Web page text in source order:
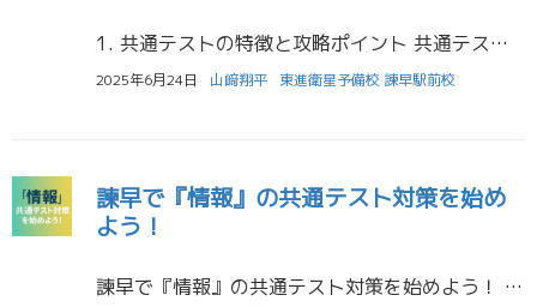
1. 共通テストの特徴と攻略ポイント 共通テストでは、センター試験以上の「情報量・読解力・思考力」が問われます。特に長文問題が多く、数学や理科でも図表の読み取りがカギ。時間配分の訓練や形式に慣れる問題演習が不可欠です ( […]
2025年6月24日 山﨑翔平 東進衛星予備校 諫早駅前校
諫早で『情報』の共通テスト対策を始め
よう！
諫早で『情報』の共通テスト対策を始めよう！ ～東進衛星予備校 諫早駅前校の徹底サポート～ こんにちは。東進衛星予備校 諫早駅前校です。 今回は、2025年度の大学入学共通テストから新たに加わった教科「情報」について、 そ […]